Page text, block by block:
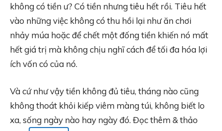
không có tiền ư? Có tiền nhưng tiêu hết rồi. Tiêu hết
vào những việc không có thu hồi lại như ăn chơi
nhảy múa hoặc để chết một đống tiền khiến nó mất
hết giá trị mà không chịu nghĩ cách để tối đa hóa lợi
ích vốn có của nó.
Và cứ như vậy tiền không đủ tiêu, tháng nào cũng
không thoát khỏi kiếp viêm màng túi, không biết lo
xa, sống ngày nào hay ngày đó. Đọc thêm & thảo